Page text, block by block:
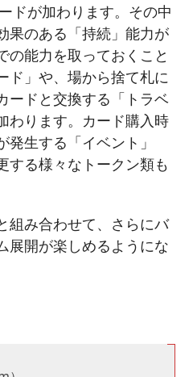
ドが加わります。その中
果のある「持続」能力が
の能力を取っておくこと
ド」や、場から捨て札に
ードと交換する「トラベ
わります。カード購入時
生する「イベント」
する様々なトークン類も
組み合わせて、さらにバ
展開が楽しめるようにな